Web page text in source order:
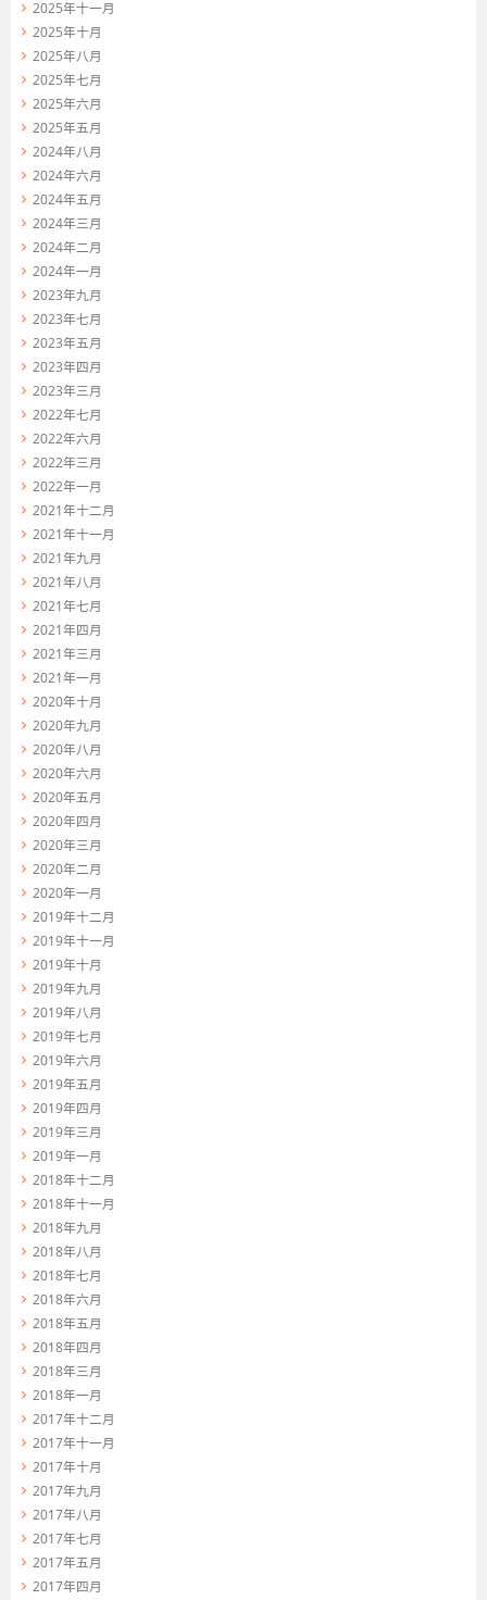
2025年十一月
2025年十月
2025年八月
2025年七月
2025年六月
2025年五月
2024年八月
2024年六月
2024年五月
2024年三月
2024年二月
2024年一月
2023年九月
2023年七月
2023年五月
2023年四月
2023年三月
2022年七月
2022年六月
2022年三月
2022年一月
2021年十二月
2021年十一月
2021年九月
2021年八月
2021年七月
2021年四月
2021年三月
2021年一月
2020年十月
2020年九月
2020年八月
2020年六月
2020年五月
2020年四月
2020年三月
2020年二月
2020年一月
2019年十二月
2019年十一月
2019年十月
2019年九月
2019年八月
2019年七月
2019年六月
2019年五月
2019年四月
2019年三月
2019年一月
2018年十二月
2018年十一月
2018年九月
2018年八月
2018年七月
2018年六月
2018年五月
2018年四月
2018年三月
2018年一月
2017年十二月
2017年十一月
2017年十月
2017年九月
2017年八月
2017年七月
2017年五月
2017年四月